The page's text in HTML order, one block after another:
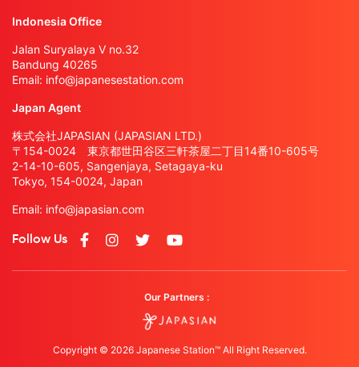
Indonesia Office
Jalan Suryalaya V no.32
Bandung 40265
Email: info@japanesestation.com
Japan Agent
株式会社JAPASIAN (JAPASIAN LTD.)
〒154-0024 東京都世田谷区三軒茶屋二丁目14番10-605号
2-14-10-605, Sangenjaya, Setagaya-ku
Tokyo, 154-0024, Japan
Email: info@japasian.com
Follow Us
Our Partners :
Copyright © 2026 Japanese Station™ All Right Reserved.